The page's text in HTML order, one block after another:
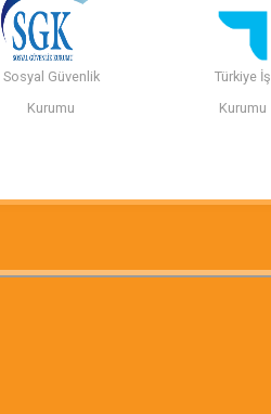
Sosyal Güvenlik
Kurumu
Türkiye İş
Kurumu